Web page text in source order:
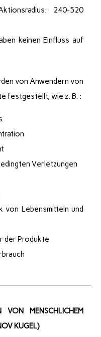
240-520
keinen Einfluss auf
von Anwendern von
festgestellt, wie z. B. :
Verletzungen
von Lebensmitteln und
der Produkte
VON MENSCHLICHEM
KUGEL)